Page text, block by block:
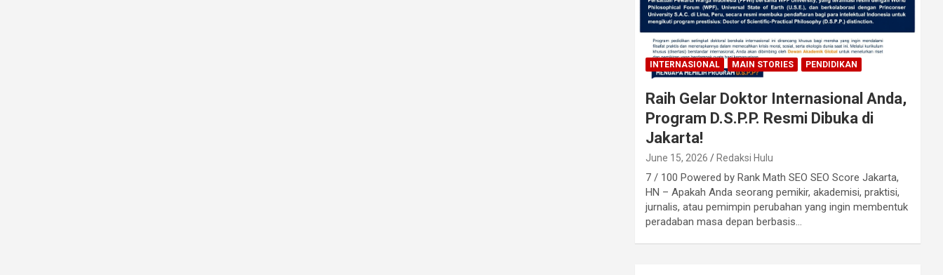
INTERNASIONAL MAIN STORIES PENDIDIKAN
Raih Gelar Doktor Internasional Anda,
Program D.S.P.P. Resmi Dibuka di
Jakarta!
June 15, 2026 Redaksi Hulu
7 / 100 Powered by Rank Math SEO SEO Score Jakarta,
HN – Apakah Anda seorang pemikir, akademisi, praktisi,
jurnalis, atau pemimpin perubahan yang ingin membentuk
peradaban masa depan berbasis…